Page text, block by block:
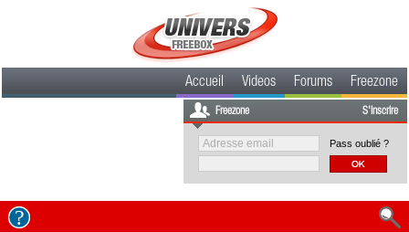
Accueil Videos Forums Freezone
Freezone S'inscrire
Pass oublié ?